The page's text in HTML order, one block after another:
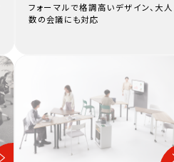
フォーマルで格調高いデザイン、大人
数の会議にも対応